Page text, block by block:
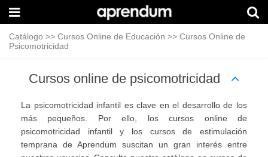
Catálogo >> Cursos Online de Educación >> Cursos Online de
Psicomotricidad
Cursos online de psicomotricidad
La psicomotricidad infantil es clave en el desarrollo de los
más pequeños. Por ello, los cursos online de
psicomotricidad infantil y los cursos de estimulación
temprana de Aprendum suscitan un gran interés entre